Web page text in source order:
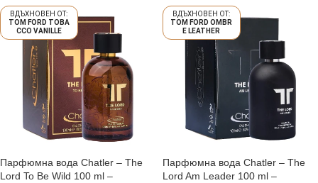
TOM FORD TOBA
CCO VANILLE
Парфюмна вода Chatler – The
Lord To Be Wild 100 ml –
TOM FORD OMBR
E LEATHER
Парфюмна вода Chatler – The
Lord Am Leader 100 ml –